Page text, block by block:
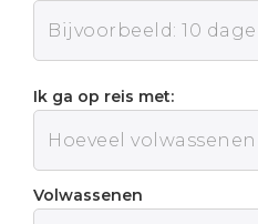
Ik ga op reis met:
Volwassenen